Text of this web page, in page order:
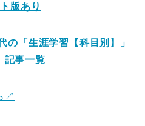
版あり
の「生涯学習【科目別】」
記事一覧
↗